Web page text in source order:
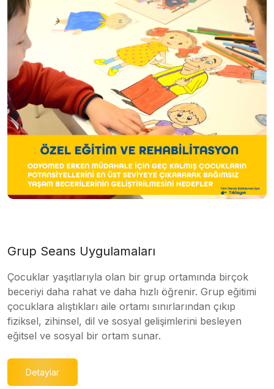
Grup Seans Uygulamaları
Çocuklar yaşıtlarıyla olan bir grup ortamında birçok
beceriyi daha rahat ve daha hızlı öğrenir. Grup eğitimi
çocuklara alıştıkları aile ortamı sınırlarından çıkıp
fiziksel, zihinsel, dil ve sosyal gelişimlerini besleyen
eğitsel ve sosyal bir ortam sunar.
Detaylar